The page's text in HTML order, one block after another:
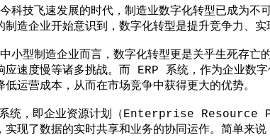
飞速发展的时代，制造业数字化转型已成为不可
制造企业开始意识到，数字化转型是提升竞争力、实
制造企业而言，数字化转型更是关乎生死存亡的
应速度慢等诸多挑战。而 ERP 系统，作为企业数
低运营成本，从而在市场竞争中获得更大的优势。
，即企业资源计划（Enterprise Resource
实现了数据的实时共享和业务的协同运作。简单来